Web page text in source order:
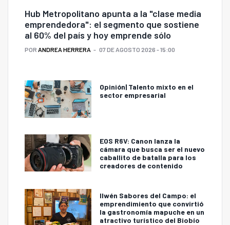
Hub Metropolitano apunta a la "clase media
emprendedora": el segmento que sostiene
al 60% del país y hoy emprende sólo
POR ANDREA HERRERA 07 DE AGOSTO 2026 - 15:00
Opinión| Talento mixto en el
sector empresarial
EOS R6V: Canon lanza la
cámara que busca ser el nuevo
caballito de batalla para los
creadores de contenido
Ilwén Sabores del Campo: el
emprendimiento que convirtió
la gastronomía mapuche en un
atractivo turístico del Biobío